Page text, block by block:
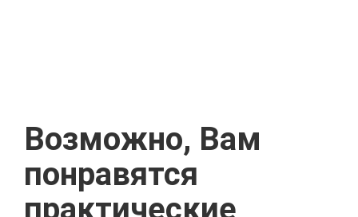
Возможно, Вам
понравятся
практические